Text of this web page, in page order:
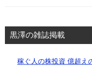
黒澤の雑誌掲載
稼ぐ人の株投資 億超え